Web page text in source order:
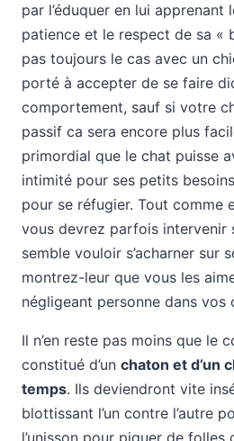
par l’éduquer en lui apprenant
patience et le respect de sa «
pas toujours le cas avec un
porté à accepter de se faire
comportement, sauf si votre
passif ca sera encore plus
primordial que le chat puisse
intimité pour ses petits
pour se réfugier. Tout comme
vous devrez parfois intervenir
semble vouloir s’acharner sur
montrez-leur que vous les
négligeant personne dans vos
Il n’en reste pas moins que le
constitué d’un chaton et d’un
temps. Ils deviendront vite
blottissant l’un contre l’autre
l’unisson pour piquer de folles